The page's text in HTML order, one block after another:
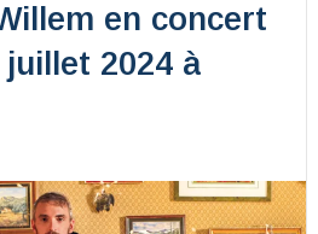
en concert
2024 à